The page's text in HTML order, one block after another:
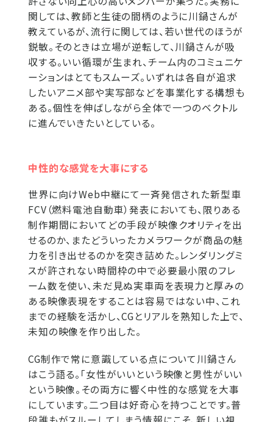
関しては、教師と生徒の間柄のように川鍋さんが
教えているが、流行に関しては、若い世代のほうが
鋭敏。そのときは立場が逆転して、川鍋さんが吸
収する。いい循環が生まれ、チーム内のコミュニケ
ーションはとてもスムーズ。いずれは各自が追求
したいアニメ部や実写部などを事業化する構想も
ある。個性を伸ばしながら全体で一つのベクトル
に進んでいきたいとしている。
中性的な感覚を大事にする
世界に向けWeb中継にて一斉発信された新型車
FCV（燃料電池自動車）発表においても、限りある
制作期間においてどの手段が映像クオリティを出
せるのか、またどういったカメラワークが商品の魅
力を引き出せるのかを突き詰めた。レンダリングミ
スが許されない時間枠の中で必要最小限のフレ
ーム数を使い、未だ見ぬ実車両を表現力と厚みの
ある映像表現をすることは容易ではない中、これ
までの経験を活かし、CGとリアルを熟知した上で、
未知の映像を作り出した。
CG制作で常に意識している点について川鍋さん
はこう語る。「女性がいいという映像と男性がいい
という映像。その両方に響く中性的な感覚を大事
にしています。二つ目は好奇心を持つことです。普